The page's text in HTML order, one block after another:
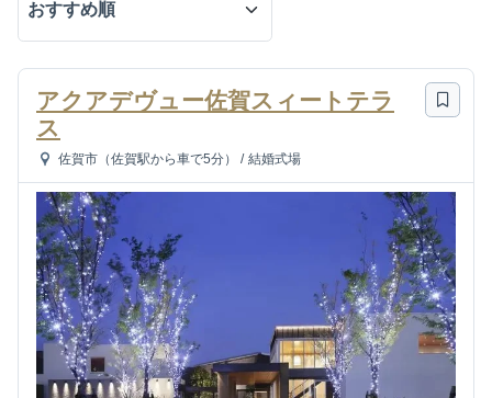
アクアデヴュー佐賀スィートテラ
ス
佐賀市（佐賀駅から車で5分） / 結婚式場